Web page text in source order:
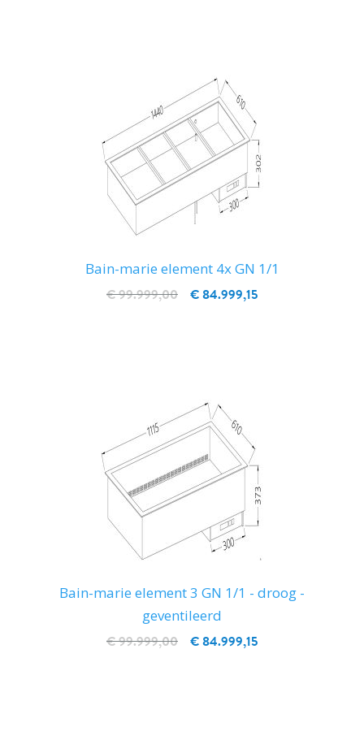
Bain-marie element 4x GN 1/1
€ 84.999,15
€ 99.999,00
Bain-marie element 3 GN 1/1 - droog -
geventileerd
€ 84.999,15
€ 99.999,00